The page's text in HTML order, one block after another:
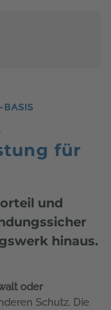
BASIS
für
und
hinaus.
oder
Schutz. Die